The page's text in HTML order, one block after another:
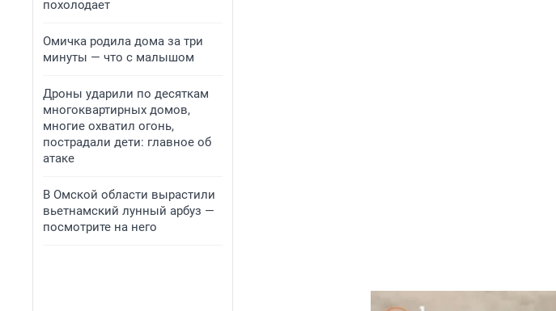
похолодает
Омичка родила дома за три
минуты — что с малышом
Дроны ударили по десяткам
многоквартирных домов,
многие охватил огонь,
пострадали дети: главное об
атаке
В Омской области вырастили
вьетнамский лунный арбуз —
посмотрите на него